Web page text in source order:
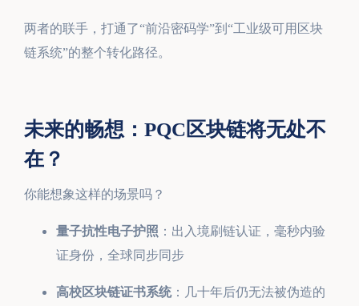
两者的联手，打通了“前沿密码学”到“工业级可用区块
链系统”的整个转化路径。
未来的畅想：PQC区块链将无处不
在？
你能想象这样的场景吗？
量子抗性电子护照 ：出入境刷链认证，毫秒内验
证身份，全球同步同步
高校区块链证书系统 ：几十年后仍无法被伪造的